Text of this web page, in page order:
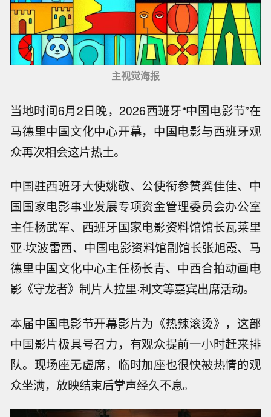
主视觉海报
当地时间6月2日晚，2026西班牙“中国电影节”在
马德里中国文化中心开幕，中国电影与西班牙观
众再次相会这片热土。
中国驻西班牙大使姚敬、公使衔参赞龚佳佳、中
国国家电影事业发展专项资金管理委员会办公室
主任杨武军、西班牙国家电影资料馆馆长瓦莱里
亚·坎波雷西、中国电影资料馆副馆长张旭霞、马
德里中国文化中心主任杨长青、中西合拍动画电
影《守龙者》制片人拉里·利文等嘉宾出席活动。
本届中国电影节开幕影片为《热辣滚烫》，这部
中国影片极具号召力，有观众提前一小时赶来排
队。现场座无虚席，临时加座也很快被热情的观
众坐满，放映结束后掌声经久不息。